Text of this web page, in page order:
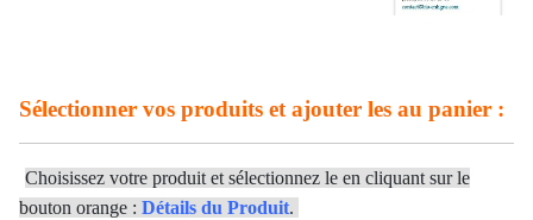
Sélectionner vos produits et ajouter les au panier :
Choisissez votre produit et sélectionnez le en cliquant sur le
bouton orange : Détails du Produit.